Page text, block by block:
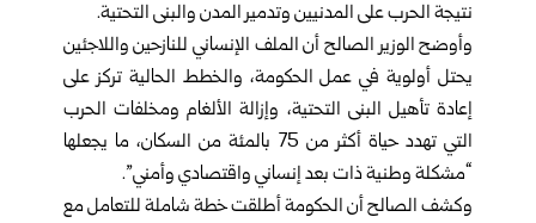
نتيجة الحرب على المدنيين وتدمير المدن والبنى التحتية.
وأوضح الوزير الصالح أن الملف الإنساني للنازحين واللاجئين
يحتل أولوية في عمل الحكومة، والخطط الحالية تركز على
إعادة تأهيل البنى التحتية، وإزالة الألغام ومخلفات الحرب
التي تهدد حياة أكثر من 75 بالمئة من السكان، ما يجعلها
“مشكلة وطنية ذات بعد إنساني واقتصادي وأمني”.
وكشف الصالح أن الحكومة أطلقت خطة شاملة للتعامل مع